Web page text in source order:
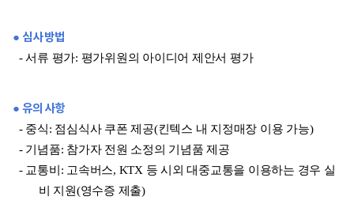
● 심사 방법
- 서류 평가: 평가위원의 아이디어 제안서 평가
● 유의 사항
- 중식: 점심식사 쿠폰 제공(킨텍스 내 지정매장 이용 가능)
- 기념품: 참가자 전원 소정의 기념품 제공
- 교통비: 고속버스, KTX 등 시외 대중교통을 이용하는 경우 실
비 지원(영수증 제출)